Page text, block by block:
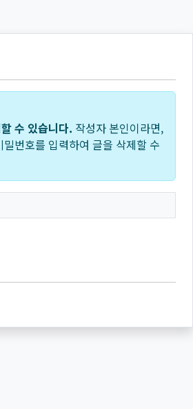
수 있습니다. 작성자 본인이라면,
번호를 입력하여 글을 삭제할 수